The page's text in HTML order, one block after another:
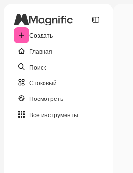
Создать
Главная
Поиск
Стоковый
Посмотреть
Все инструменты